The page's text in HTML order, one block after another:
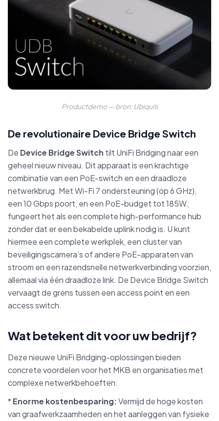
Productdemo — bron: Ubiquiti
De revolutionaire Device Bridge Switch
De Device Bridge Switch tilt UniFi Bridging naar een
geheel nieuw niveau. Dit apparaat is een krachtige
combinatie van een PoE-switch en een draadloze
netwerkbrug. Met Wi-Fi 7 ondersteuning (op 6 GHz),
een 10 Gbps poort, en een PoE-budget tot 185W,
fungeert het als een complete high-performance hub
zonder dat er een bekabelde uplink nodig is. U kunt
hiermee een complete werkplek, een cluster van
beveiligingscamera’s of andere PoE-apparaten van
stroom en een razendsnelle netwerkverbinding voorzien,
allemaal via één draadloze link. De Device Bridge Switch
vervaagt de grens tussen een access point en een
access switch.
Wat betekent dit voor uw bedrijf?
Deze nieuwe UniFi Bridging-oplossingen bieden
concrete voordelen voor het MKB en organisaties met
complexe netwerkbehoeften:
*Enorme kostenbesparing:Vermijd de hoge kosten
van graafwerkzaamheden en het aanleggen van fysieke